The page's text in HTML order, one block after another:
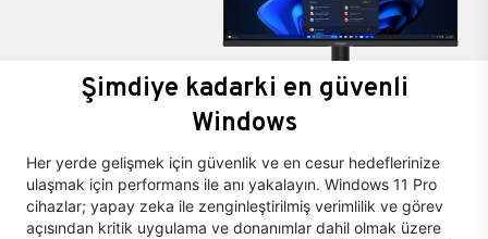
Şimdiye kadarki en güvenli
Windows
Her yerde gelişmek için güvenlik ve en cesur hedeflerinize
ulaşmak için performans ile anı yakalayın. Windows 11 Pro
cihazlar; yapay zeka ile zenginleştirilmiş verimlilik ve görev
açısından kritik uygulama ve donanımlar dahil olmak üzere